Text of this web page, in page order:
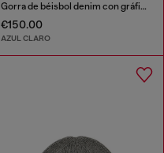
Gorra de béisbol denim con gráficos de concierto
€150.00
AZUL CLARO